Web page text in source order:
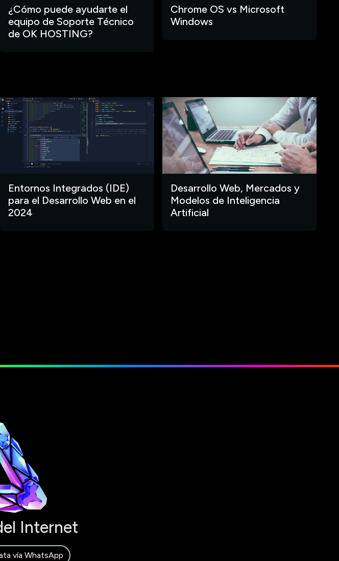
¿Cómo puede ayudarte el
equipo de Soporte Técnico
de OK HOSTING?
Chrome OS vs Microsoft
Windows
Entornos Integrados (IDE)
para el Desarrollo Web en el
2024
Desarrollo Web, Mercados y
Modelos de Inteligencia
Artificial
Internet
vía WhatsApp